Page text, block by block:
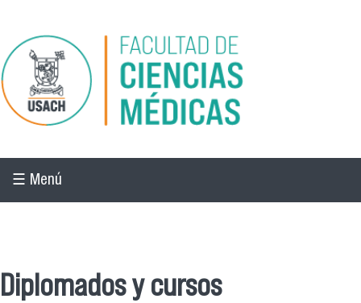
Pasar al contenido principal
☰ Menú
Diplomados y cursos